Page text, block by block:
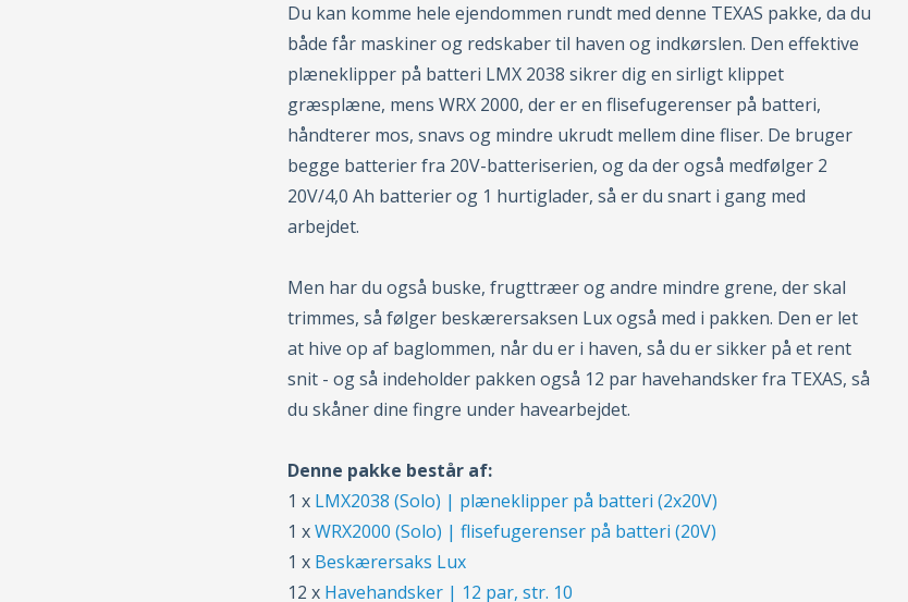
Du kan komme hele ejendommen rundt med denne TEXAS pakke, da du
både får maskiner og redskaber til haven og indkørslen. Den effektive
plæneklipper på batteri LMX 2038 sikrer dig en sirligt klippet
græsplæne, mens WRX 2000, der er en flisefugerenser på batteri,
håndterer mos, snavs og mindre ukrudt mellem dine fliser. De bruger
begge batterier fra 20V-batteriserien, og da der også medfølger 2
20V/4,0 Ah batterier og 1 hurtiglader, så er du snart i gang med
arbejdet.
Men har du også buske, frugttræer og andre mindre grene, der skal
trimmes, så følger beskærersaksen Lux også med i pakken. Den er let
at hive op af baglommen, når du er i haven, så du er sikker på et rent
snit - og så indeholder pakken også 12 par havehandsker fra TEXAS, så
du skåner dine fingre under havearbejdet.
Denne pakke består af:
1 x LMX2038 (Solo) | plæneklipper på batteri (2x20V)
1 xWRX2000 (Solo) | flisefugerenser på batteri (20V)
1 x Beskærersaks Lux
12 x Havehandsker | 12 par, str. 10